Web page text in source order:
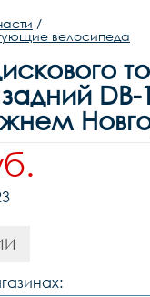
/
велосипеда
DB-